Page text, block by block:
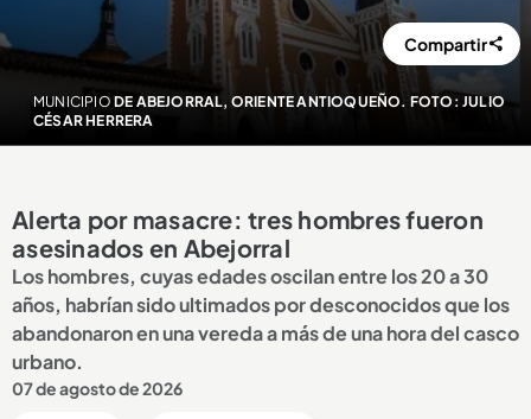
MUNICIPIO DE ABEJORRAL, ORIENTE ANTIOQUEÑO. FOTO: JULIO
CÉSAR HERRERA
Compartir
Alerta por masacre: tres hombres fueron
asesinados en Abejorral
Los hombres, cuyas edades oscilan entre los 20 a 30
años, habrían sido ultimados por desconocidos que los
abandonaron en una vereda a más de una hora del casco
urbano.
07 de agosto de 2026